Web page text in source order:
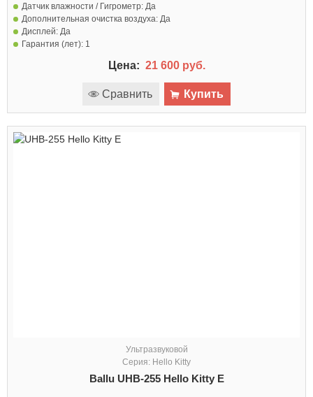
Датчик влажности / Гигрометр: Да
Дополнительная очистка воздуха: Да
Дисплей: Да
Гарантия (лет): 1
Цена: 21 600 руб.
Сравнить Купить
Ультразвуковой
Серия: Hello Kitty
Ballu UHB-255 Hello Kitty E